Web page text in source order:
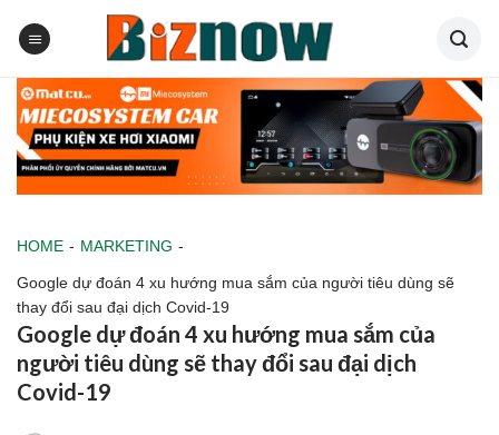
HOME - MARKETING -
Google dự đoán 4 xu hướng mua sắm của người tiêu dùng sẽ
thay đổi sau đại dịch Covid-19
Google dự đoán 4 xu hướng mua sắm của
người tiêu dùng sẽ thay đổi sau đại dịch
Covid-19